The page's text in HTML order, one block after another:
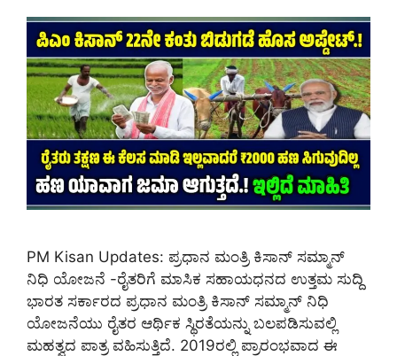
PM Kisan Updates: ಪ್ರಧಾನ ಮಂತ್ರಿ ಕಿಸಾನ್ ಸಮ್ಮಾನ್
ನಿಧಿ ಯೋಜನೆ -ರೈತರಿಗೆ ಮಾಸಿಕ ಸಹಾಯಧನದ ಉತ್ತಮ ಸುದ್ದಿ
ಭಾರತ ಸರ್ಕಾರದ ಪ್ರಧಾನ ಮಂತ್ರಿ ಕಿಸಾನ್ ಸಮ್ಮಾನ್ ನಿಧಿ
ಯೋಜನೆಯು ರೈತರ ಆರ್ಥಿಕ ಸ್ಥಿರತೆಯನ್ನು ಬಲಪಡಿಸುವಲ್ಲಿ
ಮಹತ್ವದ ಪಾತ್ರ ವಹಿಸುತ್ತಿದೆ. 2019ರಲ್ಲಿ ಪ್ರಾರಂಭವಾದ ಈ